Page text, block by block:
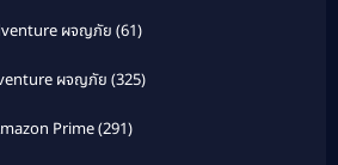
ผจญภัย (61)
ผจญภัย (325)
Prime(291)